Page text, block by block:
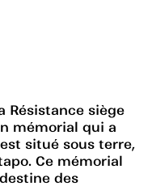
Résistance siège
mémorial qui a
situé sous terre,
Ce mémorial
des